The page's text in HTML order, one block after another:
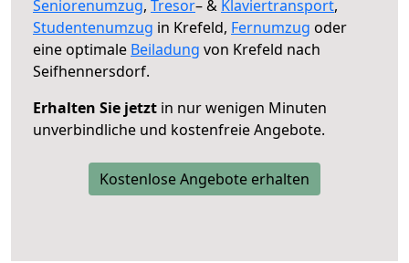
Seniorenumzug, Tresor– & Klaviertransport,
Studentenumzug in Krefeld, Fernumzug oder
eine optimale Beiladung von Krefeld nach
Seifhennersdorf.
Erhalten Sie jetzt in nur wenigen Minuten
unverbindliche und kostenfreie Angebote.
Kostenlose Angebote erhalten